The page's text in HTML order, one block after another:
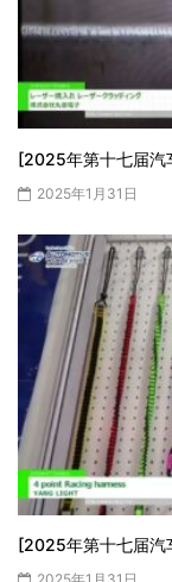
[2025年第十七届汽
2025年1月31日
[2025年第十七届汽